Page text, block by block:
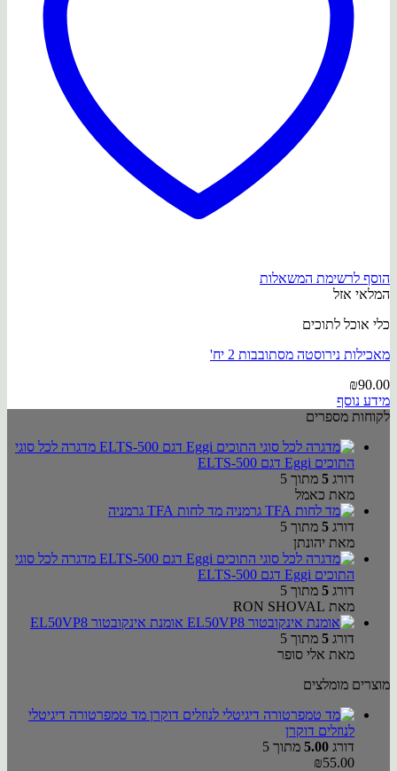
הוסף לרשימת המשאלות
המלאי אזל
כלי אוכל לתוכים
מאכילות נירוסטה מסתובבות 2 יח'
₪90.00
מידע נוסף
לקוחות מספרים
מדגרה לכל סוגי
התוכים Eggi דגם ELTS-500
דורג 5 מתוך 5
מאת כאמל
מד לחות TFA גרמניה
דורג 5 מתוך 5
מאת יהונתן
מדגרה לכל סוגי
התוכים Eggi דגם ELTS-500
דורג 5 מתוך 5
מאת RON SHOVAL
אומנת אינקובטור EL50VP8
דורג 5 מתוך 5
מאת אלי סופר
מוצרים מומלצים
מד טמפרטורה דיגיטלי
לנוזלים דוקרן
דורג 5.00 מתוך 5
₪55.00